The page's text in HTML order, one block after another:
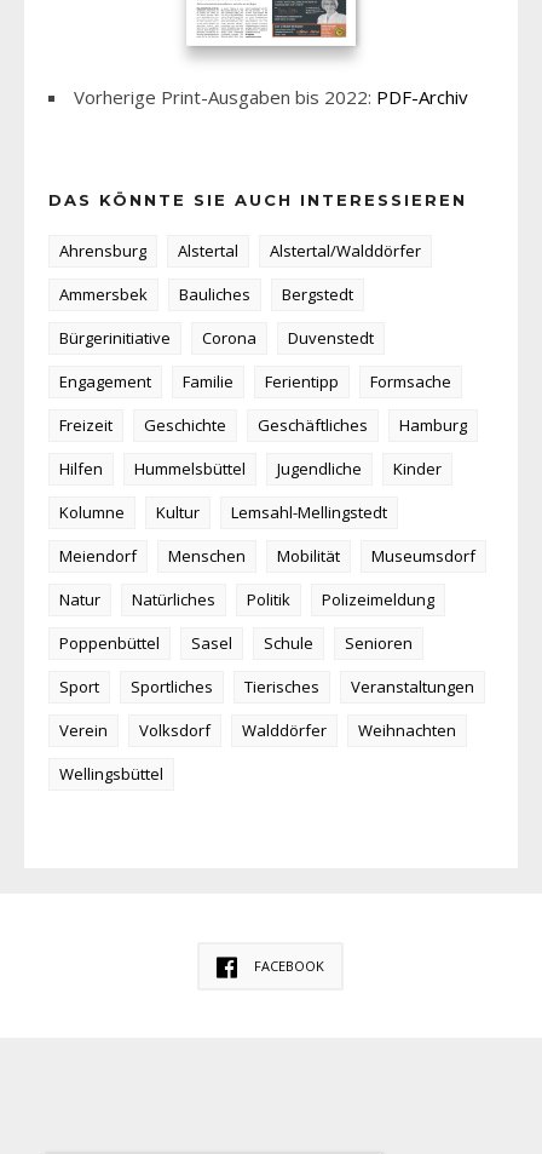
Vorherige Print-Ausgaben bis 2022: PDF-Archiv
DAS KÖNNTE SIE AUCH INTERESSIEREN
Ahrensburg Alstertal
Alstertal/Walddörfer
Ammersbek
Bauliches
Bergstedt
Bürgerinitiative
Corona
Duvenstedt
Engagement
Familie Ferientipp
Formsache
Freizeit
Geschichte Geschäftliches
Hamburg
Hilfen
Hummelsbüttel Jugendliche
Kinder
Kolumne
Kultur
Lemsahl-Mellingstedt
Meiendorf
Menschen Mobilität
Museumsdorf
Natur
Natürliches Politik
Polizeimeldung
Poppenbüttel
Sasel Schule
Senioren
Sport
Sportliches Tierisches
Veranstaltungen
Verein
Volksdorf Walddörfer
Weihnachten
Wellingsbüttel
FACEBOOK